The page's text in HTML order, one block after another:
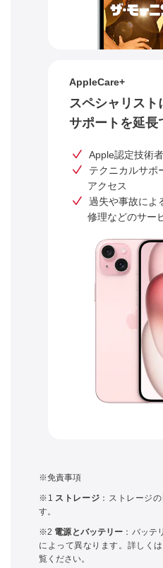
AppleCare+
スペシャリスト
サポートを延長
Apple認定技術
テクニカルサポ
アクセス
過失や事故によ
修理などのサー
※免責事項
※1 ストレージ ：ストレージ
す。
※2 電源とバッテリー ：バッテ
によって異なります。詳しく
覧ください。